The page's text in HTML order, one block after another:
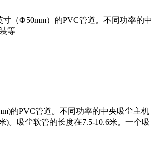
（Ф50mm）的PVC管道。不同功率的中
等
的PVC管道。不同功率的中央吸尘主机
。吸尘软管的长度在7.5-10.6米。一个吸